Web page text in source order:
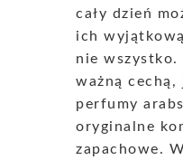
cały dzień
ich
nie wszystko.
ważną
perfumy
oryginalne
zapachowe.